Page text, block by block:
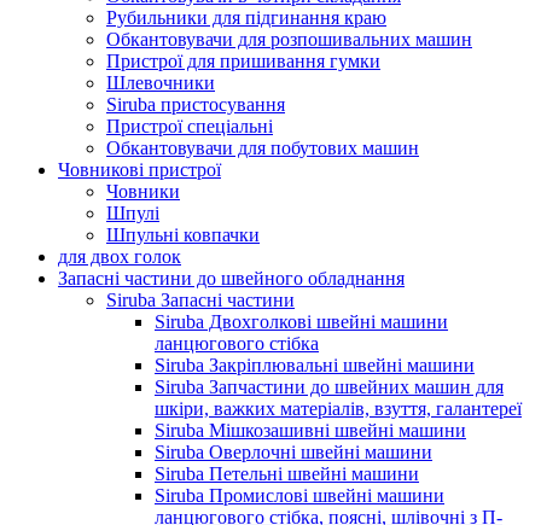
Рубильники для підгинання краю
Обкантовувачи для розпошивальних машин
Пристрої для пришивання гумки
Шлевочники
Siruba пристосування
Пристрої спеціальні
Обкантовувачи для побутових машин
Човникові пристрої
Човники
Шпулі
Шпульні ковпачки
для двох голок
Запасні частини до швейного обладнання
Siruba Запасні частини
Siruba Двохголкові швейні машини
ланцюгового стібка
Siruba Закріплювальні швейні машини
Siruba Запчастини до швейних машин для
шкіри, важких матеріалів, взуття, галантереї
Siruba Мішкозашивні швейні машини
Siruba Оверлочні швейні машини
Siruba Петельні швейні машини
Siruba Промислові швейні машини
ланцюгового стібка, поясні, шлівочні з П-